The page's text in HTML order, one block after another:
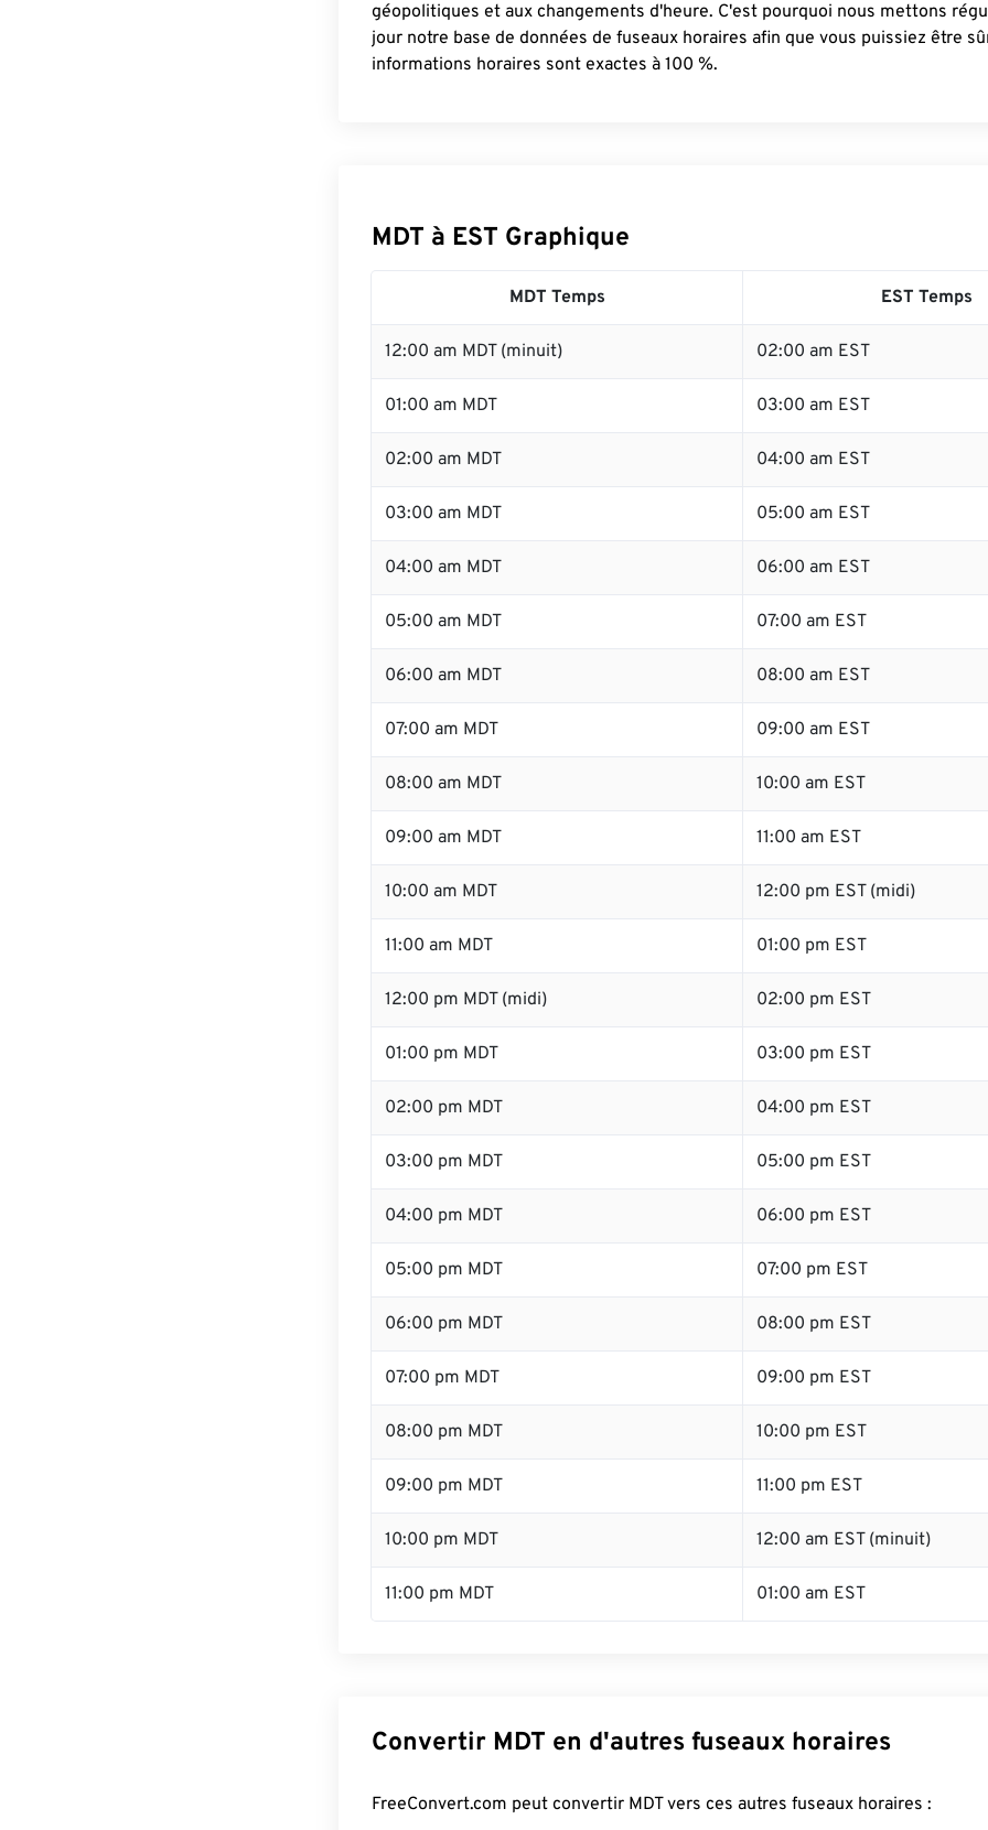
géopolitiques et aux changements d'heure. C'est pourquoi nous mettons
jour notre base de données de fuseaux horaires afin que vous puissiez être
informations horaires sont exactes à 100 %.
MDT à EST Graphique
MDT Temps EST Temps
12:00 am MDT (minuit) 02:00 am EST
01:00 am MDT 03:00 am EST
02:00 am MDT 04:00 am EST
03:00 am MDT 05:00 am EST
04:00 am MDT 06:00 am EST
05:00 am MDT 07:00 am EST
06:00 am MDT 08:00 am EST
07:00 am MDT 09:00 am EST
08:00 am MDT 10:00 am EST
09:00 am MDT 11:00 am EST
10:00 am MDT 12:00 pm EST (midi)
11:00 am MDT 01:00 pm EST
12:00 pm MDT (midi) 02:00 pm EST
01:00 pm MDT 03:00 pm EST
02:00 pm MDT 04:00 pm EST
03:00 pm MDT 05:00 pm EST
04:00 pm MDT 06:00 pm EST
05:00 pm MDT 07:00 pm EST
06:00 pm MDT 08:00 pm EST
07:00 pm MDT 09:00 pm EST
08:00 pm MDT 10:00 pm EST
09:00 pm MDT 11:00 pm EST
10:00 pm MDT 12:00 am EST (minuit)
11:00 pm MDT 01:00 am EST
Convertir MDT en d'autres fuseaux horaires
FreeConvert.com peut convertir MDT vers ces autres fuseaux horaires :